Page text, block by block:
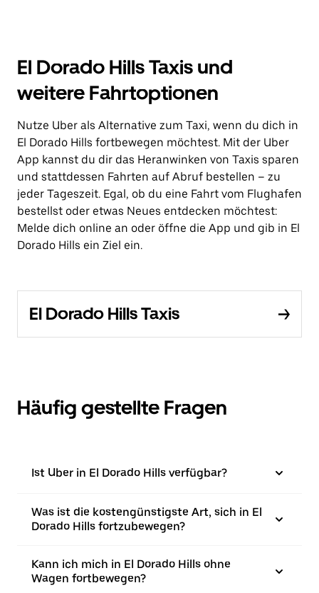
El Dorado Hills Taxis und
weitere Fahrtoptionen
Nutze Uber als Alternative zum Taxi, wenn du dich in
El Dorado Hills fortbewegen möchtest. Mit der Uber
App kannst du dir das Heranwinken von Taxis sparen
und stattdessen Fahrten auf Abruf bestellen – zu
jeder Tageszeit. Egal, ob du eine Fahrt vom Flughafen
bestellst oder etwas Neues entdecken möchtest:
Melde dich online an oder öffne die App und gib in El
Dorado Hills ein Ziel ein.
El Dorado Hills Taxis
Häufig gestellte Fragen
Ist Uber in El Dorado Hills verfügbar?
Was ist die kostengünstigste Art, sich in El
Dorado Hills fortzubewegen?
Kann ich mich in El Dorado Hills ohne
Wagen fortbewegen?